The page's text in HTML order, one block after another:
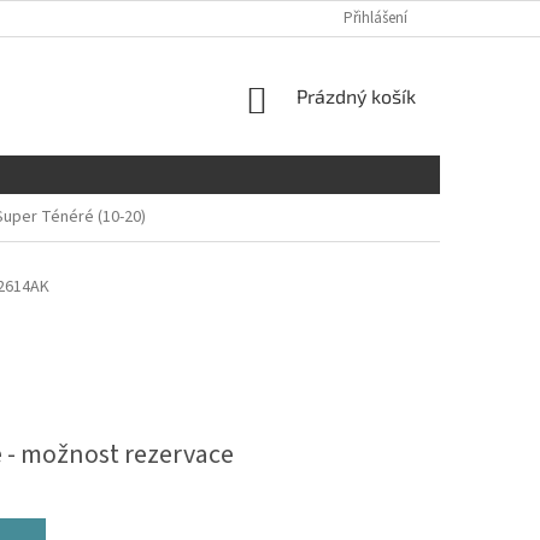
Přihlášení
NÁKUPNÍ
Prázdný košík
Ténéré (10-20)
možnost rezervace